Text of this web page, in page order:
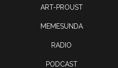
ART-PROUST
MEMESUNDA
RADIO
PODCAST